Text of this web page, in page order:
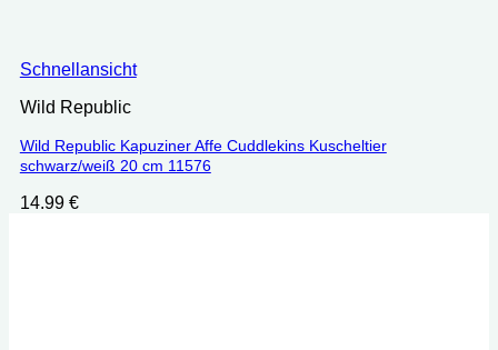
Schnellansicht
Wild Republic
Wild Republic Kapuziner Affe Cuddlekins Kuscheltier
schwarz/weiß 20 cm 11576
14.99 €